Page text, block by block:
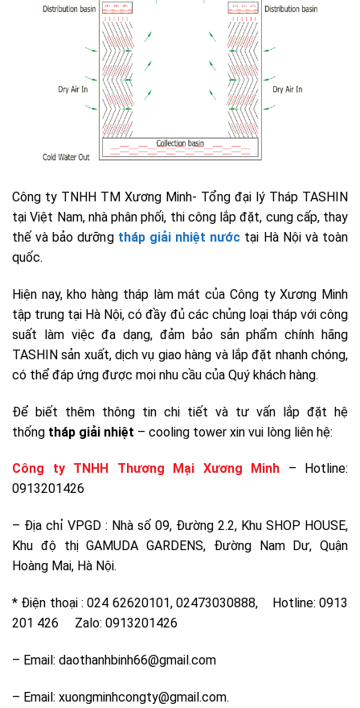
Công ty TNHH TM Xương Minh- Tổng đại lý Tháp TASHIN
tại Việt Nam, nhà phân phối, thi công lắp đặt, cung cấp, thay
thế và bảo dưỡng tháp giải nhiệt nước tại Hà Nội và toàn
quốc.
Hiện nay, kho hàng tháp làm mát của Công ty Xương Minh
tập trung tại Hà Nội, có đầy đủ các chủng loại tháp với công
suất làm việc đa dạng, đảm bảo sản phẩm chính hãng
TASHIN sản xuất, dịch vụ giao hàng và lắp đặt nhanh chóng,
có thể đáp ứng được mọi nhu cầu của Quý khách hàng.
Để biết thêm thông tin chi tiết và tư vấn lắp đặt hệ
thống tháp giải nhiệt – cooling tower xin vui lòng liên hệ:
Công ty TNHH Thương Mại Xương Minh
– Hotline:
0913201426
– Địa chỉ VPGD : Nhà số 09, Đường 2.2, Khu SHOP HOUSE,
Khu độ thị GAMUDA GARDENS, Đường Nam Dư, Quận
Hoàng Mai, Hà Nội.
* Điện thoại : 024 62620101, 02473030888, Hotline: 0913
201 426 Zalo: 0913201426
– Email: daothanhbinh66@gmail.com
– Email: xuongminhcongty@gmail.com.